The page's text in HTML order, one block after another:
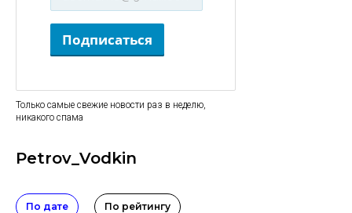
Подписаться
Только самые свежие новости раз в неделю,
никакого спама
Petrov_Vodkin
По дате По рейтингу